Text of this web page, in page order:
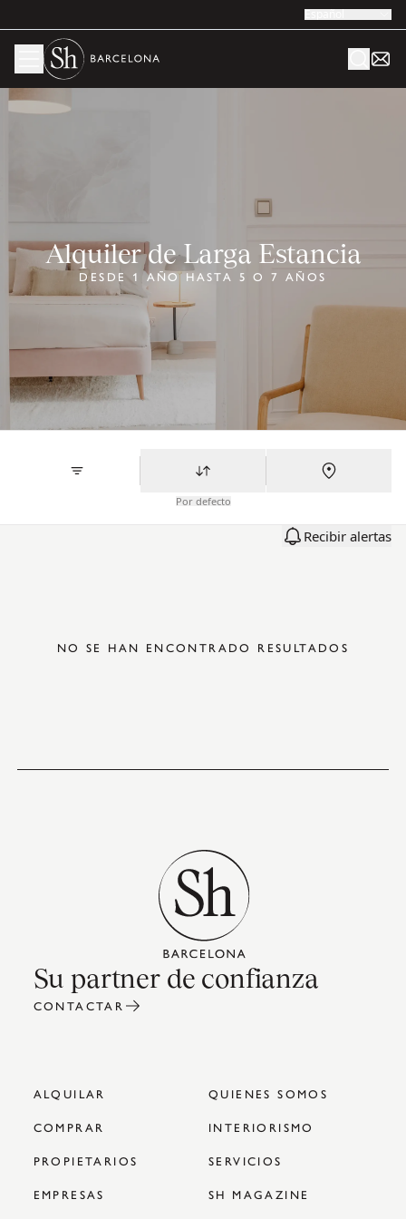
Español
Alquiler de Larga Estancia
DESDE 1 AÑO HASTA 5 O 7 AÑOS
Por defecto
Recibir alertas
NO SE HAN ENCONTRADO RESULTADOS
Su partner de confianza
CONTACTAR
ALQUILAR
QUIENES SOMOS
COMPRAR
INTERIORISMO
PROPIETARIOS
SERVICIOS
EMPRESAS
SH MAGAZINE